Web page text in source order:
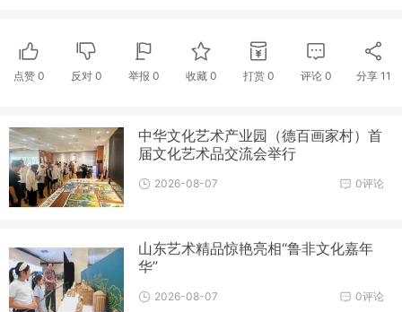
点赞 0 反对 0 举报 0 收藏 0 打赏 0 评论 0 分享 11
中华文化艺术产业园（德百画家村）首
届文化艺术品交流会举行
0评论
2026-08-07
山东艺术精品惊艳亮相“鲁非文化嘉年
华”
0评论
2026-08-07